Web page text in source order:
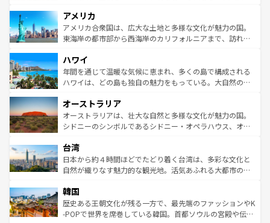
ンツ一覧を参照してほしい。
の建物がそのまま残る町や、スイスならではのユニークな
博物館もあり、アルプス観光だけでなく町歩きも満喫する
ことができる。国民の所得が高いため物価も高いが、旅行
ば市内交通費無料で観光を楽しむこともできる。 なお、新
着のスイス情報はコンテンツ一覧 を参照してほしい。
アメリカ
アメリカ合衆国は、広大な土地と多様な文化が魅力の国。
東海岸の都市部から西海岸のカリフォルニアまで、訪れる
のような巨大都市は、観光、ショッピング、エンターテイ
ンメントが詰まった刺激的なスポットだ。一方、アメリカ
西部には大自然が広がり、グランドキャニオンやイエロー
部のニューオーリンズでは、音楽と美食が融合した独特の
文化が魅力。旅行者はアメリカの各地域で異なる魅力を楽
しみながら、その多様性と豊かな歴史を感じることができ
ならではの贅沢な旅のスタイルだ。 なお、新着のアメリカ
情報はコンテンツ一覧を参照してほしい。
ハワイ
年間を通じて温暖な気候に恵まれ、多くの島で構成される
ハワイは、どの島も独自の魅力をもっている。大自然の神
ワイ島は見逃せない。また、定番の観光地といえばオアフ
島だが、静かな自然を求めるならマウイ島やカウアイ島が
おすすめ。エメラルドグリーンに輝く海をはじめ、豊かな
れるおもてなしの心で訪れる人々を迎えてくれるハワイの
人々、おいしいローカルフードやハワイアンミュージッ
ク、伝統的なフラダンスなど、すべてがハワイの魅力を彩
ワイを、存分に味わってほしい。 なお、新着のハワイ情報
はコンテンツ一覧を参照してほしい。
オーストラリア
オーストラリアは、壮大な自然と多様な文化が魅力の国。
シドニーのシンボルであるシドニー・オペラハウス、オー
リアリーフや大陸中央部にそびえるウルル（エアーズロッ
ク）、タスマニアの美しい原生林やケアンズの熱帯雨林な
ど、見どころがたくさん。また、カフェやワイン、オージ
いる。アクティビティも充実しており、サーフィンやダイ
ビング、ハイキングなど、アウトドア好きにはたまらな
い。オーストラリアの多彩な魅力を存分に味わいつくそ
台湾
日本から約４時間ほどでたどり着く台湾は、多彩な文化と
自然が織りなす魅力的な観光地。活気あふれる大都市の台
ン）、静ひつな山岳地帯である台湾東部など、都市の喧騒
と山間の静けさが共存しており、訪れる人に新しい発見と
驚きをもたらしてくれる。また、奥深い台湾の食文化も魅
韓国
歴史ある王朝文化が残る一方で、最先端のファッションやK
-POPで世界を席巻している韓国。首都ソウルの宮殿や伝統